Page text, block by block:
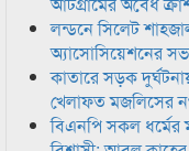
লন্ডনে সিলেট
অ্যাসোসিয়েশনের
কাতারে সড়ক
খেলাফত মজলিসের
বিএনপি সকল ধর্মের